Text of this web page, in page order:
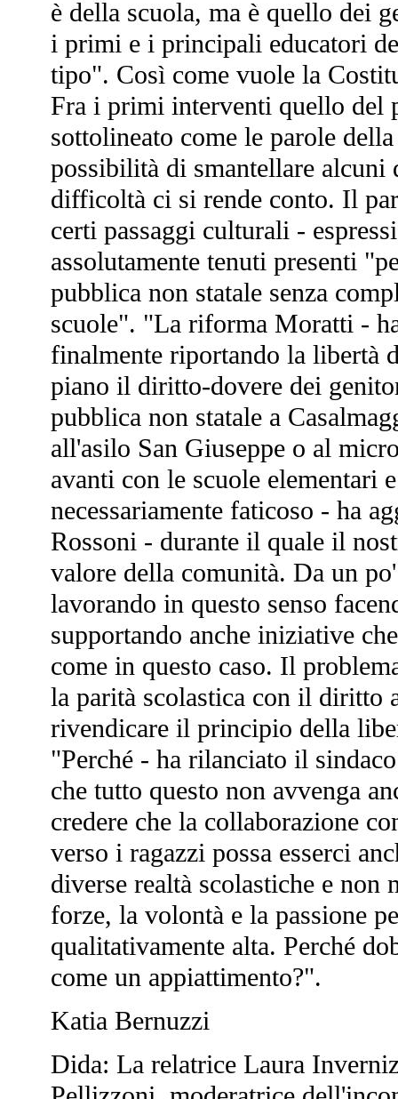
è della scuola, ma è quello dei
i primi e i principali educatori
tipo". Così come vuole la
Fra i primi interventi quello del
sottolineato come le parole
possibilità di smantellare
difficoltà ci si rende conto. Il
certi passaggi culturali -
assolutamente tenuti presenti
pubblica non statale senza
scuole". "La riforma Moratti -
finalmente riportando la libertà
piano il diritto-dovere dei
pubblica non statale a
all'asilo San Giuseppe o al
avanti con le scuole elementari
necessariamente faticoso - ha
Rossoni - durante il quale il
valore della comunità. Da un
lavorando in questo senso
supportando anche iniziative
come in questo caso. Il
la parità scolastica con il diritto
rivendicare il principio della
"Perché - ha rilanciato il
che tutto questo non avvenga
credere che la collaborazione
verso i ragazzi possa esserci
diverse realtà scolastiche e
forze, la volontà e la passione
qualitativamente alta. Perché
come un appiattimento?".
Katia Bernuzzi
Dida: La relatrice Laura